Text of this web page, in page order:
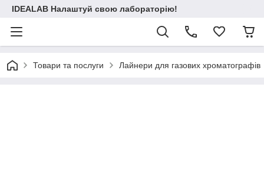
IDEALAB Налаштуй свою лабораторію!
Товари та послуги Лайнери для газових хроматографів